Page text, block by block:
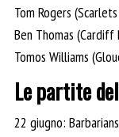
Tom Rogers
Ben Thomas (Cardiff
Tomos Williams
Le partite
22 giugno: